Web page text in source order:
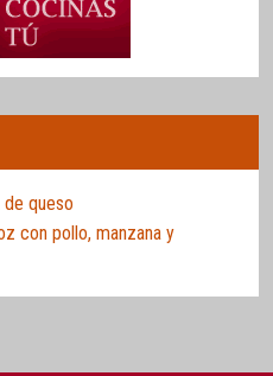
de queso
con pollo, manzana y